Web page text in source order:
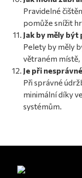
Pravidelné
pomůže snížit
Jak by měly
Pelety by měly
větraném
Je při
Při správné
minimální díky
systémům.